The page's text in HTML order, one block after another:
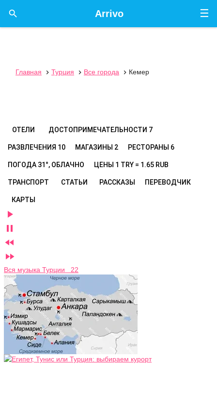
☰
Arrivo

Главная  Турция  Все города  Кемер
ОТЕЛИ ДОСТОПРИМЕЧАТЕЛЬНОСТИ 7
РАЗВЛЕЧЕНИЯ 10 МАГАЗИНЫ 2 РЕСТОРАНЫ 6
ПОГОДА 31°, ОБЛАЧНО ЦЕНЫ 1 TRY = 1.65 RUB
ТРАНСПОРТ СТАТЬИ РАССКАЗЫ ПЕРЕВОДЧИК
КАРТЫ




Вся музыка Турции 22